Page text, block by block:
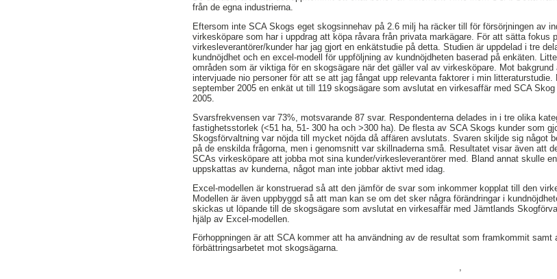
från de egna industrierna.
Eftersom inte SCA Skogs eget skogsinnehav på 2.6 milj ha räcker till för försörjningen av
virkesköpare som har i uppdrag att köpa råvara från privata markägare. För att sätta fokus
virkesleverantörer/kunder har jag gjort en enkätstudie på detta. Studien är uppdelad i tre
kundnöjdhet och en excel-modell för uppföljning av kundnöjdheten baserad på enkäten.
områden som är viktiga för en skogsägare när det gäller val av virkesköpare. Mot
intervjuade nio personer för att se att jag fångat upp relevanta faktorer i min
september 2005 en enkät ut till 119 skogsägare som avslutat en virkesaffär med SCA
2005.
Svarsfrekvensen var 73%, motsvarande 87 svar. Respondenterna delades in i tre olika
fastighetsstorlek (<51 ha, 51- 300 ha och >300 ha). De flesta av SCA Skogs kunder som
Skogsförvaltning var nöjda till mycket nöjda då affären avslutats. Svaren skiljde sig något
på de enskilda frågorna, men i genomsnitt var skillnaderna små. Resultatet visar även att
SCAs virkesköpare att jobba mot sina kunder/virkesleverantörer med. Bland annat skulle
uppskattas av kunderna, något man inte jobbar aktivt med idag.
Excel-modellen är konstruerad så att den jämför de svar som inkommer kopplat till den
Modellen är även uppbyggd så att man kan se om det sker några förändringar i
skickas ut löpande till de skogsägare som avslutat en virkesaffär med Jämtlands
hjälp av Excel-modellen.
Förhoppningen är att SCA kommer att ha användning av de resultat som framkommit
förbättringsarbetet mot skogsägarna.
,